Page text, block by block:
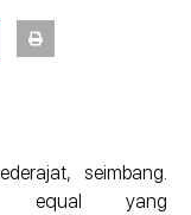
seimbang.
equal yang